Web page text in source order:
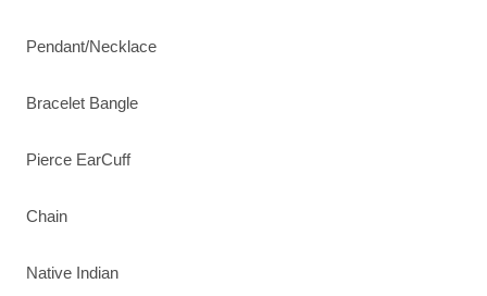
Pendant/Necklace
Bracelet Bangle
Pierce EarCuff
Chain
Native Indian